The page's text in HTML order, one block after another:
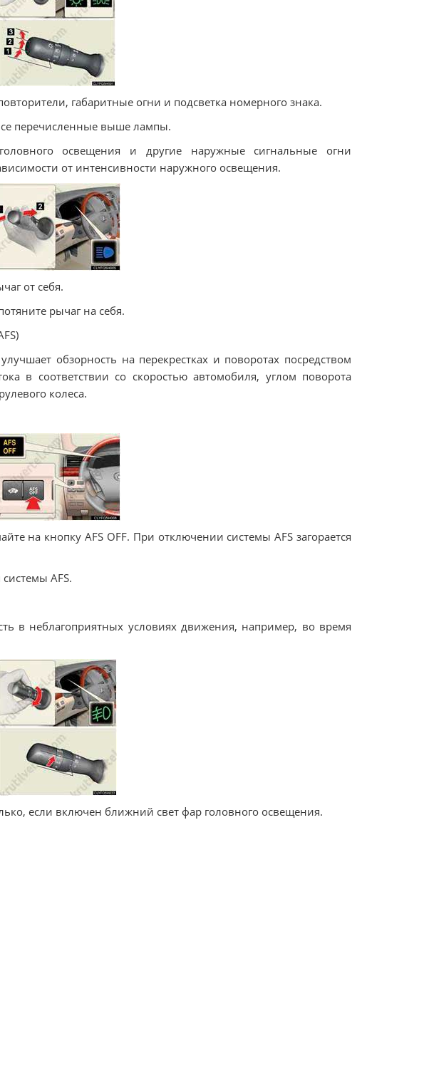
габаритные огни и подсветка номерного знака.
перечисленные выше лампы.
освещения и другие наружные сигнальные огни
от интенсивности наружного освещения.
от себя.
рычаг на себя.
обзорность на перекрестках и поворотах посредством
в соответствии со скоростью автомобиля, углом поворота
колеса.
на кнопку AFS OFF. При отключении системы AFS загорается
AFS.
в неблагоприятных условиях движения, например, во время
если включен ближний свет фар головного освещения.